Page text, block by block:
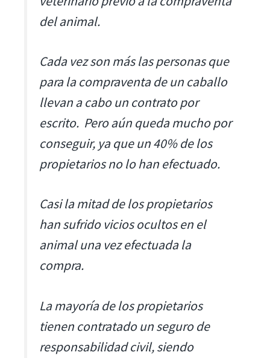
del animal.
Cada vez son más las personas que
para la compraventa de un caballo
llevan a cabo un contrato por
escrito. Pero aún queda mucho por
conseguir, ya que un 40% de los
propietarios no lo han efectuado.
Casi la mitad de los propietarios
han sufrido vicios ocultos en el
animal una vez efectuada la
compra.
La mayoría de los propietarios
tienen contratado un seguro de
responsabilidad civil, siendo